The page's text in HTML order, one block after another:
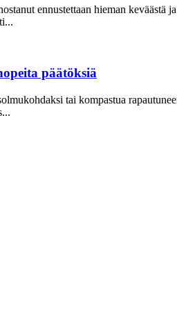
ennustettaan hieman keväästä
päätöksiä
tai kompastua